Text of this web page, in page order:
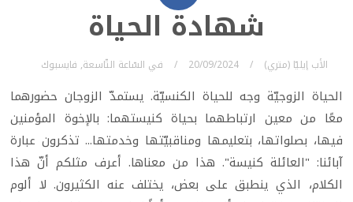
شهادة الحياة
الأب إيليّا (متري) 20/09/2024 في السّاعة التّاسعة, فايسبوك
الحياة الزوجيّة وجه للحياة الكنسيّة. يستمدّ الزوجان حضورهما
معًا من معين ارتباطهما بحياة كنيستهما: بالإخوة المؤمنين
فيها، بصلواتها، بتعليمها ومناقبيّتها وخدمتها... تذكرون عبارة
آبائنا: "العائلة كنيسة". هذا من معناها. أعرف مثلكم أنّ هذا
الكلام، الذي ينطبق على بعض، يختلف عنه الكثيرون. لا ألوم